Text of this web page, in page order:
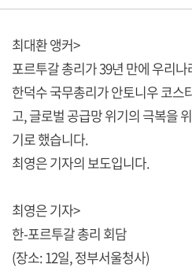
최대환 앵커>
포르투갈 총리가 39년 만에 우리
한덕수 국무총리가 안토니우 코스
고, 글로벌 공급망 위기의 극복을
기로 했습니다.
최영은 기자의 보도입니다.
최영은 기자>
한-포르투갈 총리 회담
(장소: 12일, 정부서울청사)